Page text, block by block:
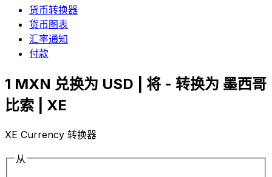
货币转换器
货币图表
汇率通知
付款
1 MXN 兑换为 USD | 将 - 转换为 墨西哥
比索 | XE
XE Currency 转换器
从